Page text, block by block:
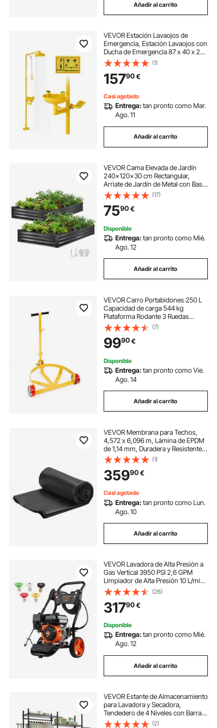
Añadir al carrito
VEVOR Estación Lavaojos de
Emergencia, Estación Lavaojos con
Ducha de Emergencia 87 x 40 x 233
cm Diámetro del Lavabo para
Lavado de Ojos de 27 cm para
Escuelas, Laboratorios y Fábricas,
Amarillo
(1)
15790€
Casi agotado
Entrega:tan pronto como Mar.
Ago. 11
Añadir al carrito
VEVOR Cama Elevada de Jardín
240x120x30 cm Rectangular,
Arriate de Jardín de Metal con Base
Abierta, para Cultivo de Flores
Plantas con Accesorios para
Terraza Patio Balcón, 2 Piezas, Gris
Oscuro
(17)
7590€
Disponible
Entrega:tan pronto como Mié.
Ago. 12
Añadir al carrito
VEVOR Carro Portabidones 250 L
Capacidad de carga 544 kg
Plataforma Rodante 3 Ruedas
Bastidor de Acero Mango Ajustable
Base de Rodillos Herramienta de
Manipulación de Bidones para
Almacenes Fábricas
(7)
9990€
Disponible
Entrega:tan pronto como Vie.
Ago. 14
Añadir al carrito
VEVOR Membrana para Techos,
4,572 x 6,096 m, Lámina de EPDM
de 1,14 mm, Duradera y Resistente a
la Intemperie, Impermeabilización
de Cocheras, Base para
Autocaravanas, Techos y
Estanques, Negro
(1)
35990€
Casi agotado
Entrega:tan pronto como Lun.
Ago. 10
Añadir al carrito
VEVOR Lavadora de Alta Presión a
Gas Vertical 3950 PSI 2,6 GPM
Limpiador de Alta Presión 10 L/min
con Bomba de Cobre, Pistola
Rociadora, Varilla de Extensión, 5
Boquillas para Casas, Vehículos
(26)
31790€
Disponible
Entrega:tan pronto como Mié.
Ago. 12
Añadir al carrito
VEVOR Estante de Almacenamiento
para Lavadora y Secadora,
Tendedero de 4 Niveles con Barra y
Ganchos, Estantes Ajustables de
(2)